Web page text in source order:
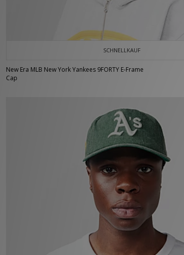
SCHNELLKAUF
New Era MLB New York Yankees 9FORTY E-Frame
Cap